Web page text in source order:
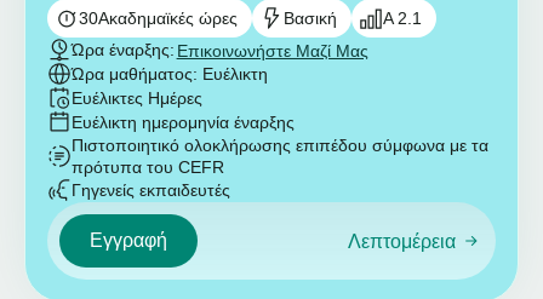
30Ακαδημαϊκές ώρες Βασική
A 2.1
Ώρα έναρξης: Επικοινωνήστε Μαζί Μας
Ώρα μαθήματος: Ευέλικτη
Ευέλικτες Ημέρες
Ευέλικτη ημερομηνία έναρξης
Πιστοποιητικό ολοκλήρωσης επιπέδου σύμφωνα με τα
πρότυπα του CEFR
Γηγενείς εκπαιδευτές
Εγγραφή Λεπτομέρεια